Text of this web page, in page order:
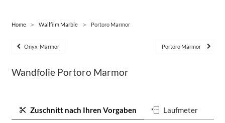
Home Wallfilm Marble Portoro Marmor
Onyx-Marmor Portoro Marmor
Wandfolie Portoro Marmor
Zuschnitt nach Ihren Vorgaben Laufmeter